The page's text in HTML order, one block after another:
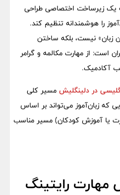
یک زیرساخت اختصاصی طراحی
را هوشمندانه تنظیم کند.
زبان» نیست، بلکه ساختن
است: از مهارت مکالمه و گرامر
آکادمیک.
در دلینگلیش مسیر کلی
که زبان‌آموز می‌تواند بر اساس
یا آموزش کودکان) مسیر مناسب
مهارت رایتینگ